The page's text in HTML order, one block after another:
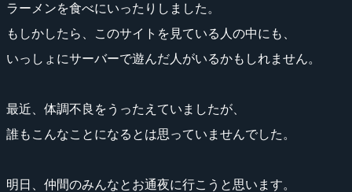
ラーメンを食べにいったりしました。
もしかしたら、このサイトを見ている人の中にも、
いっしょにサーバーで遊んだ人がいるかもしれません。
最近、体調不良をうったえていましたが、
誰もこんなことになるとは思っていませんでした。
明日、仲間のみんなとお通夜に行こうと思います。